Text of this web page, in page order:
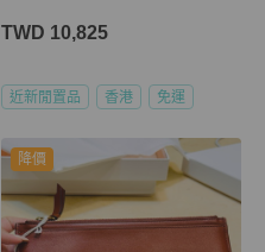
TWD 10,825
近新閒置品 香港 免運
降價